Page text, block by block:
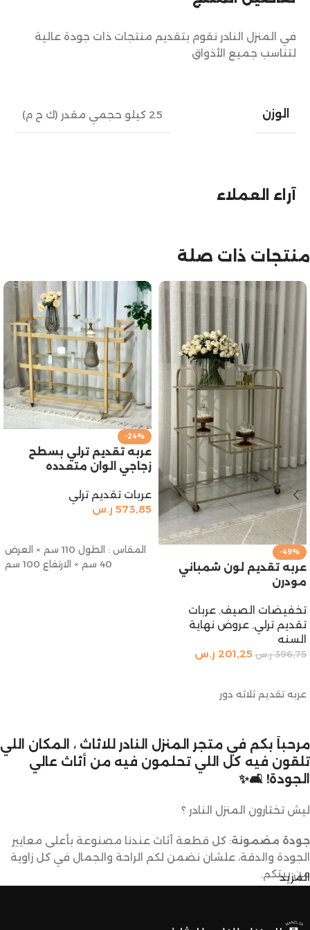
في المنزل النادر نقوم بتقديم منتجات ذات جودة عالية
لتناسب جميع الأذواق
الوزن 25 كيلو حجمي مقدر (ك ح م)
آراء العملاء
منتجات ذات صلة
-49%
عربه تقديم لون شمباني
مودرن
تخفيضات الصيف, عربات
تقديم ترلي, عروض نهاية
السنه
396,75 ر.س 201,25 ر.س
عربه تقديم ثلاثه دور
-24%
عربه تقديم ترلي بسطح
زجاجي الوان متعدده
عربات تقديم ترلي
573,85 ر.س
المقاس : الطول 110 سم × العرض
40 سم × الارتفاع 100 سم
مرحباً بكم في متجر المنزل النادر للاثاث ، المكان اللي
تلقون فيه كل اللي تحلمون فيه من أثاث عالي
الجودة! 🛋️✨
ليش تختارون المنزل النادر ؟
جودة مضمونة: كل قطعة أثاث عندنا مصنوعة بأعلى معايير
الجودة والدقة، علشان نضمن لكم الراحة والجمال في كل زاوية
من بيتكم.
الأذواق والديكورات. ما راح تحتاجون تدورون كثير علشان تلقون
المزيد